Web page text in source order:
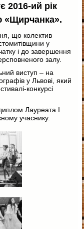
2016-ий рік
«Щирчанка».
що колектив
у
і до завершення
залу.
виступ – на
у Львові, який
конкурсі
Лауреата І
учаснику.